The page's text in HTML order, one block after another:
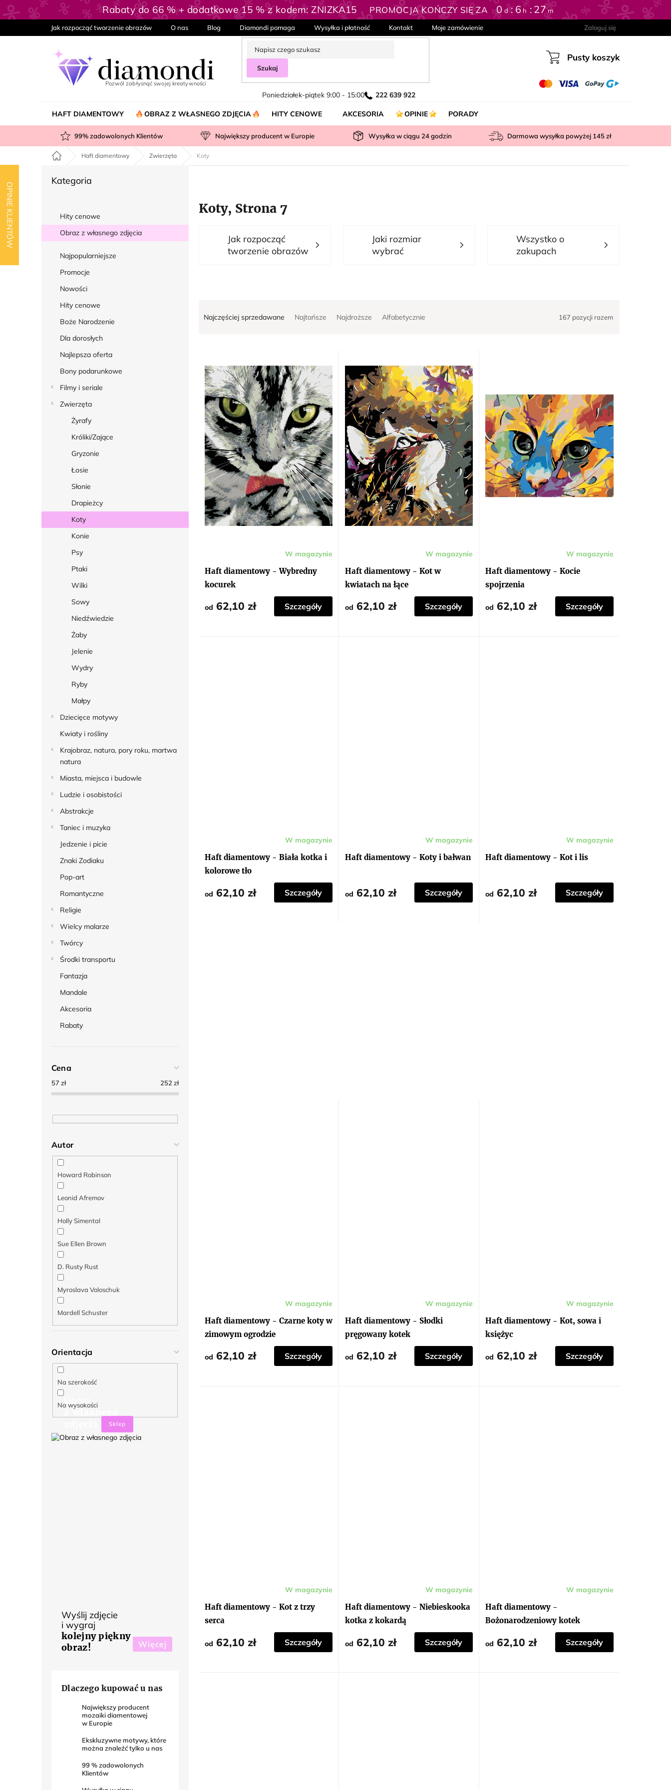
OPINIE KLIENTÓW
Przejść
do
Rabaty do 66 % + dodatkowe 15 % z kodem: ZNIZKA15 PROMOCJA KOŃCZY SIĘ ZA 0 d 6 h 27m
Jak rozpocząć tworzenie obrazów O nas Blog Diamondi pomaga Wysyłka i płatność Kontakt Moje zamówienie Zaloguj się
Szukaj
Poniedziałek-piątek 9:00 - 15:00 222 639 922
Koszyk
Pusty koszyk
HAFT DIAMENTOWY OBRAZ Z WŁASNEGO ZDJĘCIA HITY CENOWE AKCESORIA OPINIE PORADY
99% zadowolonych Klientów Największy producent w Europie Wysyłka w ciągu 24godzin Darmowa wysyłka powyżej 145 zł
Home Haft diamentowy Zwierzęta Koty
k
b
Pominąć
Kategoria
Hity cenowe
Obraz z własnego zdjęcia
Najpopularniejsze
Promocje
Nowości
Hity cenowe
Boże Narodzenie
Dla dorosłych
Najlepsza oferta
Bony podarunkowe
Filmy i seriale
Zwierzęta
Żyrafy
Króliki/Zające
Gryzonie
Łosie
Słonie
Drapieżcy
Koty
Konie
Psy
Ptaki
Wilki
Sowy
Niedźwiedzie
Żaby
Jelenie
Wydry
Ryby
Małpy
Dziecięce motywy
Kwiaty i rośliny
Krajobraz, natura, pory roku, martwa
natura
Miasta, miejsca i budowle
Ludzie i osobistości
Abstrakcje
Taniec i muzyka
Jedzenie i picie
Znaki Zodiaku
Pop-art
Romantyczne
Religie
Wielcy malarze
Twórcy
Środki transportu
Fantazja
Mandale
Akcesoria
Rabaty
Cena
57 zł 252 zł
Autor
Howard Robinson
Leonid Afremov
Holly Simental
Sue Ellen Brown
D. Rusty Rust
Myroslava Voloschuk
Mardell Schuster
Orientacja
Na szerokość
Na wysokości
Obraz
z własnego
Sklep
Wyślij zdjęcie
i wygraj
kolejny piękny
obraz!
Więcej
Dlaczego kupować u nas
Największy producent
mozaiki diamentowej
w Europie
Ekskluzywne motywy, które
można znaleźć tylko u nas
99% zadowolonych
Klientów
Koty, Strona 7
w
Najczęściej sprzedawane Najtańsze Najdroższe Alfabetycznie 167 pozycji razem
w
Haft diamentowy - Wybredny
kocurek
W magazynie
od 62,10 zł Szczegóły
Haft diamentowy - Kot w
kwiatach na łące
W magazynie
od 62,10 zł Szczegóły
Haft diamentowy - Kocie
spojrzenia
W magazynie
od 62,10 zł Szczegóły
Haft diamentowy - Biała kotka i
kolorowe tło
W magazynie
od 62,10 zł Szczegóły
Haft diamentowy - Koty i bałwan
W magazynie
od 62,10 zł Szczegóły
Haft diamentowy - Kot i lis
W magazynie
od 62,10 zł Szczegóły
Jak rozpocząć
tworzenie obrazów
Jaki rozmiar
wybrać
Wszystko o
zakupach
Haft diamentowy - Czarne koty w
zimowym ogrodzie
W magazynie
od 62,10 zł Szczegóły
Haft diamentowy - Słodki
pręgowany kotek
W magazynie
od 62,10 zł Szczegóły
Haft diamentowy - Kot, sowa i
księżyc
W magazynie
od 62,10 zł Szczegóły
Haft diamentowy - Kot z trzy
serca
W magazynie
od 62,10 zł Szczegóły
Haft diamentowy - Niebieskooka
kotka z kokardą
W magazynie
od 62,10 zł Szczegóły
Haft diamentowy -
Bożonarodzeniowy kotek
W magazynie
od 62,10 zł Szczegóły